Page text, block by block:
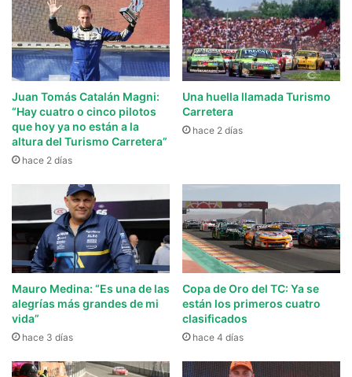
Juan Tomás Catalán Magni:
“Hay cuatro o cinco pilotos
que hoy ya no están a la
altura del Turismo Carretera”
hace 2 días
Una huella llamada Turismo
Carretera
hace 2 días
Mauro Medina: “Es una de las
alegrías más grandes de mi
vida”
hace 3 días
Copa de Oro del TC: Ya se
están los primeros cuatro
clasificados
hace 4 días